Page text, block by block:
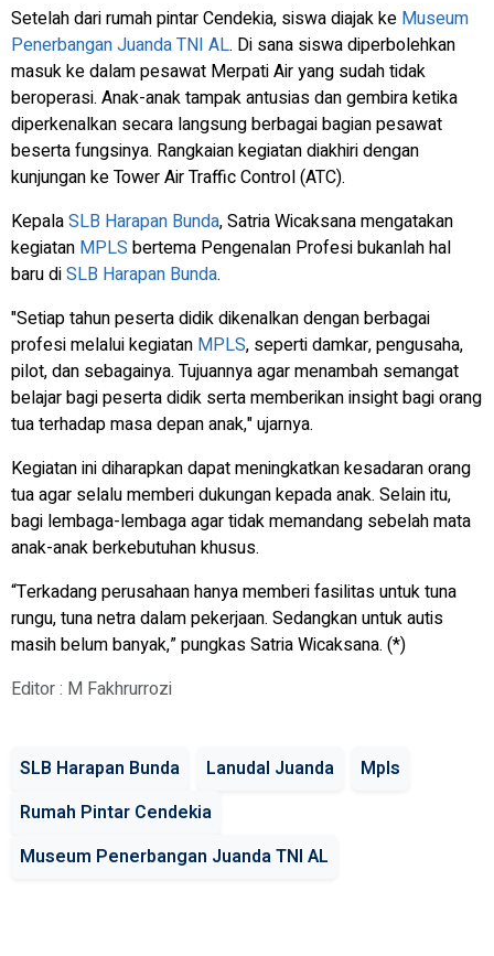
Setelah dari rumah pintar Cendekia, siswa diajak ke Museum
Penerbangan Juanda TNI AL. Di sana siswa diperbolehkan
masuk ke dalam pesawat Merpati Air yang sudah tidak
beroperasi. Anak-anak tampak antusias dan gembira ketika
diperkenalkan secara langsung berbagai bagian pesawat
beserta fungsinya. Rangkaian kegiatan diakhiri dengan
kunjungan ke Tower Air Traffic Control (ATC).
KepalaSLB Harapan Bunda, Satria Wicaksana mengatakan
kegiatan MPLS bertema Pengenalan Profesi bukanlah hal
baru diSLB Harapan Bunda.
"Setiap tahun peserta didik dikenalkan dengan berbagai
profesi melalui kegiatan MPLS, seperti damkar, pengusaha,
pilot, dan sebagainya. Tujuannya agar menambah semangat
belajar bagi peserta didik serta memberikaninsightbagi orang
tua terhadap masa depan anak," ujarnya.
Kegiatan ini diharapkan dapat meningkatkan kesadaran orang
tua agar selalu memberi dukungan kepada anak. Selain itu,
bagi lembaga-lembaga agar tidak memandang sebelah mata
anak-anak berkebutuhan khusus.
“Terkadang perusahaan hanya memberi fasilitas untuk tuna
rungu, tuna netra dalam pekerjaan. Sedangkan untuk autis
masih belum banyak,” pungkas Satria Wicaksana. (*)
Editor : M Fakhrurrozi
SLB Harapan Bunda Lanudal Juanda
Mpls
Rumah Pintar Cendekia
Museum Penerbangan Juanda TNI AL